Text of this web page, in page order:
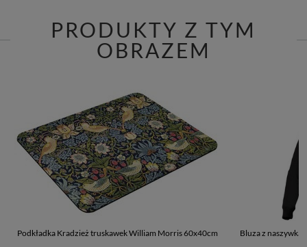
PRODUKTY Z TYM
OBRAZEM
Podkładka Kradzież truskawek William Morris 60x40cm Bluza z